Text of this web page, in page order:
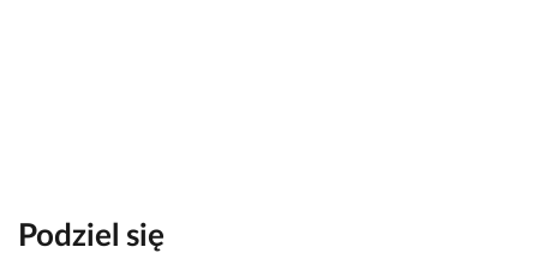
Podziel się